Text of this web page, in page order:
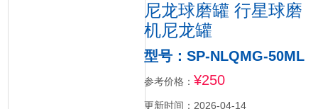
尼龙球磨罐 行星球磨
机尼龙罐
型号：SP-NLQMG-50ML
参考价格： ¥250
更新时间：2026-04-14